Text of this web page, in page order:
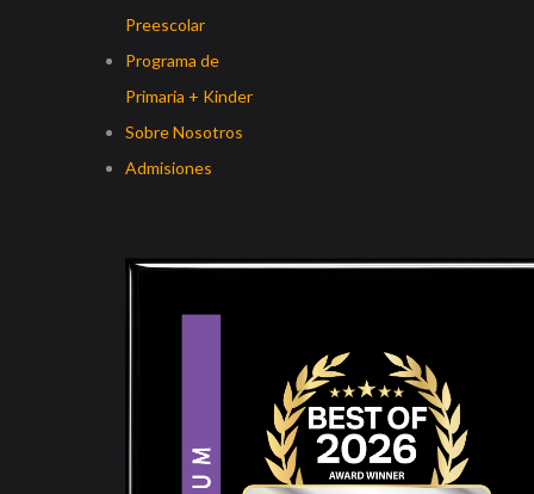
Preescolar
Programa de
Primaria + Kinder
Sobre Nosotros
Admisiones